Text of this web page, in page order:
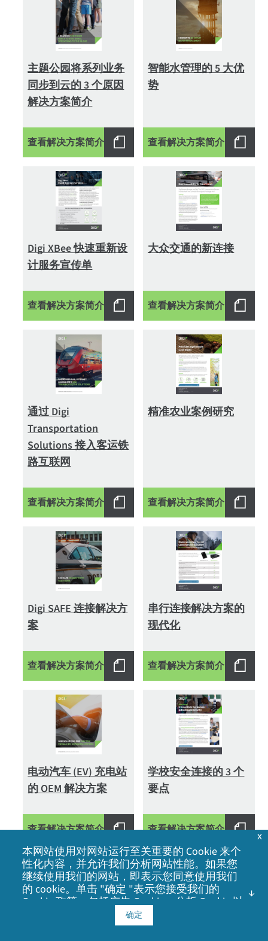
主题公园将系列业务
同步到云的 3 个原因
解决方案简介
查看解决方案简介
智能水管理的 5 大优
势
查看解决方案简介
Digi XBee 快速重新设
计服务宣传单
查看解决方案简介
大众交通的新连接
查看解决方案简介
通过 Digi
Transportation
Solutions 接入客运铁
路互联网
查看解决方案简介
精准农业案例研究
查看解决方案简介
Digi SAFE 连接解决方
案
查看解决方案简介
串行连接解决方案的
现代化
查看解决方案简介
电动汽车 (EV) 充电站
的 OEM 解决方案
查看解决方案简介
学校安全连接的 3 个
要点
查看解决方案简介
本网站使用对网站运行至关重要的 Cookie 来个
性化内容，并允许我们分析网站性能。如果您
继续使用我们的网站，即表示您同意使用我们
的 cookie。单击 "确定 "表示您接受我们的
Cookie 政策 ，包括广告 Cookie、分析 Cookie 以
及与社交媒体、广告和分析合作伙伴共享信
确定
x